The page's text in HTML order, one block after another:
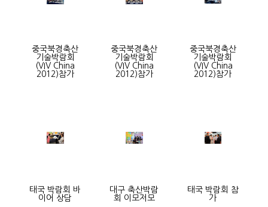
중국북경축산
기술박람회
(VIV China
2012)참가
중국북경축산
기술박람회
(VIV China
2012)참가
중국북경축산
기술박람회
(VIV China
2012)참가
태국 박람회 바
이어 상담
대구 축산박람
회 이모저모
태국 박람회 참
가